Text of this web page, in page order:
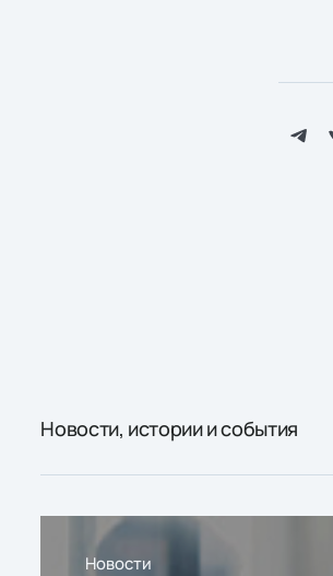
Новости, истории и события
Новости